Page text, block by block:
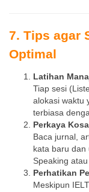
7. Tips agar
Optimal
Latihan
Tiap sesi
alokasi waktu
terbiasa
Perkaya
Baca jurnal,
kata baru dan
Speaking
Perhatikan
Meskipun